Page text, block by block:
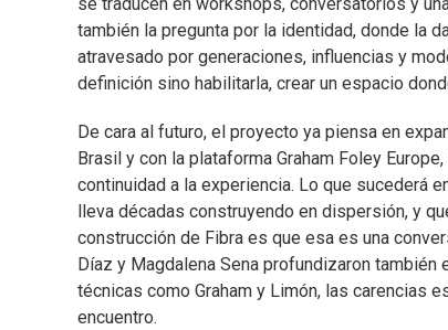
también la pregunta por la identidad, donde la
atravesado por generaciones, influencias y
definición sino habilitarla, crear un espacio
De cara al futuro, el proyecto ya piensa en
Brasil y con la plataforma Graham Foley
continuidad a la experiencia. Lo que sucederá
lleva décadas construyendo en dispersión, y
construcción de Fibra es que esa es una
Díaz y Magdalena Sena profundizaron
técnicas como Graham y Limón, las carencias
encuentro.